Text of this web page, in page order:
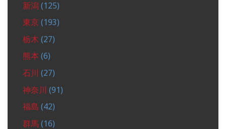
新潟 (125)
東京 (193)
栃木 (27)
熊本 (6)
石川 (27)
神奈川 (91)
福島 (42)
群馬 (16)